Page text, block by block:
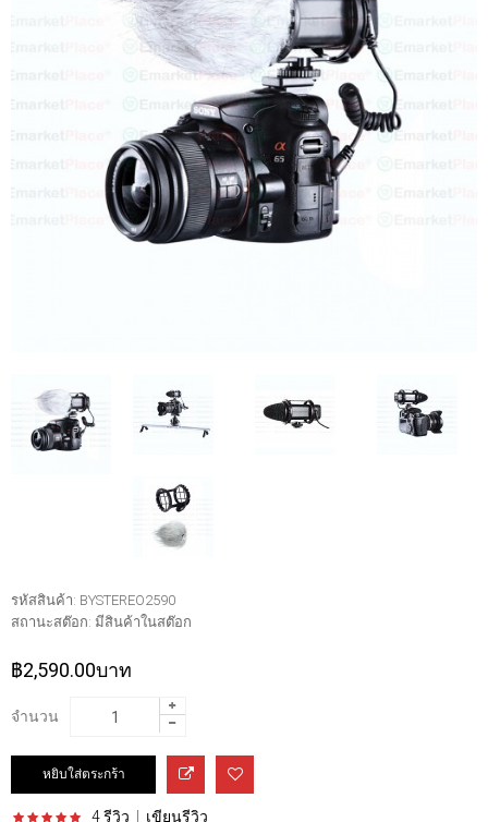
รหัสสินค้า: BYSTEREO2590
สถานะสต๊อก: มีสินค้าในสต๊อก
฿2,590.00บาท
จำนวน
4 รีวิว เขียนรีวิว